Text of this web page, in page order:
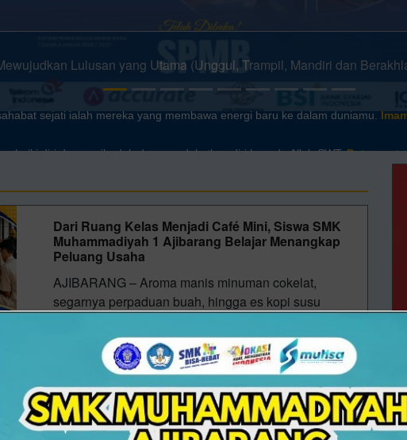
diri dengan ibadah dan mendekatkan diri kepada Allah SWT.
Dari Ruang Kelas Menjadi Café Mini, Siswa SMK
Muhammadiyah 1 Ajibarang Belajar Menangkap
Peluang Usaha
AJIBARANG – Aroma manis minuman cokelat,
segarnya perpaduan buah, hingga es kopi susu
dipenuhi buku dan papan tulis
04/08/2026 08:33 - Oleh Administrator - Dilihat 50 kali
Menggapai Masa Depan Lewat TKA